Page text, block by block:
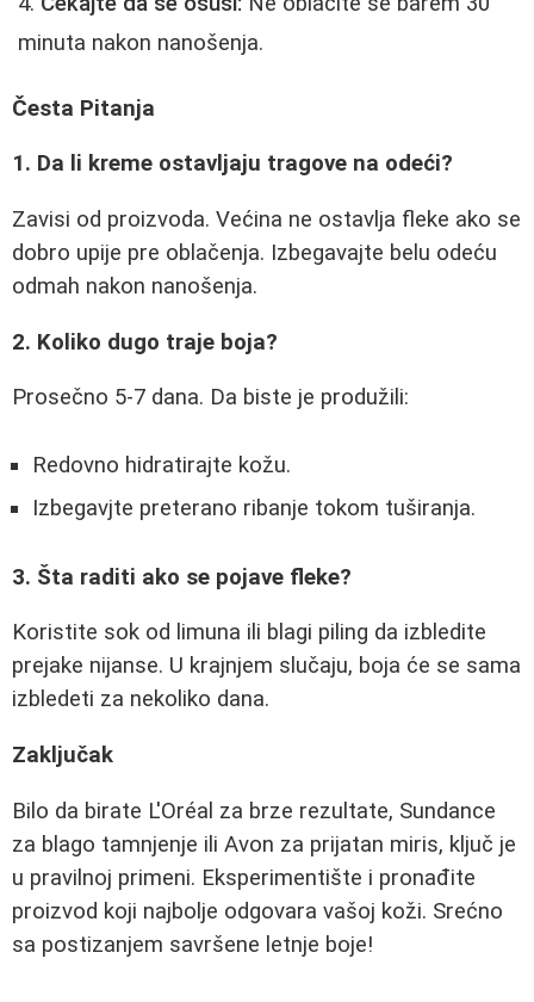
minuta nakon nanošenja.
Česta Pitanja
1. Da li kreme ostavljaju tragove na odeći?
Zavisi od proizvoda. Većina ne ostavlja fleke ako se
dobro upije pre oblačenja. Izbegavajte belu odeću
odmah nakon nanošenja.
2. Koliko dugo traje boja?
Prosečno 5-7 dana. Da biste je produžili:
Redovno hidratirajte kožu.
Izbegavjte preterano ribanje tokom tuširanja.
3. Šta raditi ako se pojave fleke?
Koristite sok od limuna ili blagi piling da izbledite
prejake nijanse. U krajnjem slučaju, boja će se sama
izbledeti za nekoliko dana.
Zaključak
Bilo da birate L'Oréal za brze rezultate, Sundance
za blago tamnjenje ili Avon za prijatan miris, ključ je
u pravilnoj primeni. Eksperimentište i pronađite
proizvod koji najbolje odgovara vašoj koži. Srećno
sa postizanjem savršene letnje boje!